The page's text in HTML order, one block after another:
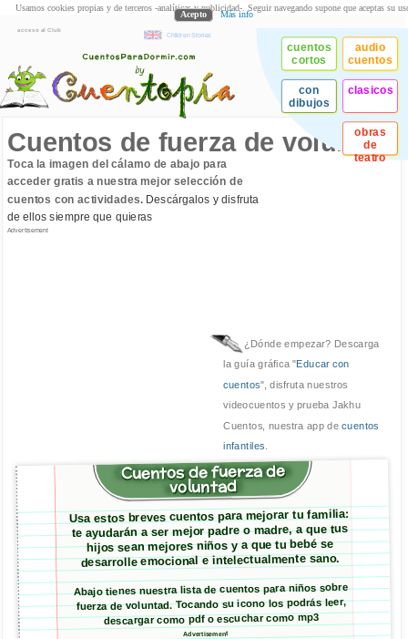
acceso al Club
Children Stories
cuentos
cortos
audio
cuentos
con
dibujos
clasicos
obras
de
teatro
Cuentos de fuerza de voluntad
Toca la imagen del cálamo de abajo para
acceder gratis a nuestra mejor selección de
cuentos con actividades.Descárgalos y disfruta
de ellos siempre que quieras
Advertisement
¿Dónde empezar? Descarga
la guía gráfica "Educar con
cuentos", disfruta nuestros
videocuentos y prueba Jakhu
Cuentos, nuestra app decuentos
infantiles.
Cuentos de fuerza de
voluntad
Usa estos breves cuentos para mejorar tu familia:
te ayudarán a ser mejor padre o madre, a que tus
hijos sean mejores niños y a que tu bebé se
desarrolle emocional e intelectualmente sano.
Abajo tienes nuestra lista de cuentos para niños sobre
fuerza de voluntad. Tocando su icono los podrás leer,
descargar como pdf o escuchar como mp3
Advertisement
Usamos cookies propias y de terceros -analíticas y publicidad-. Seguir navegando supone que aceptas su
Acepto Más info